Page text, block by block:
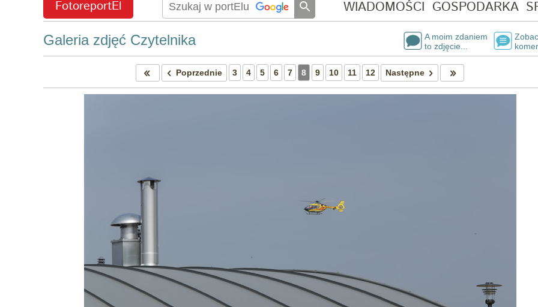
FotoreportEl WIADOMOŚCI GOSPODARKA
Galeria zdjęć Czytelnika
A moim zdaniem
to zdjęcie...
Poprzednie 3 4 5 6 7 8 9 10 11 12 Następne